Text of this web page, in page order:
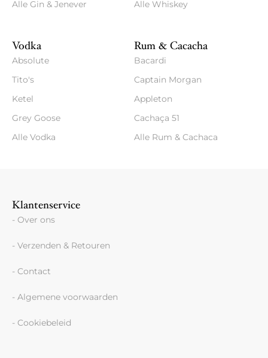
Alle Gin & Jenever
Alle Whiskey
Vodka
Absolute
Tito's
Ketel
Grey Goose
Alle Vodka
Rum & Cacacha
Bacardi
Captain Morgan
Appleton
Cachaça 51
Alle Rum & Cachaca
Klantenservice
- Over ons
- Verzenden & Retouren
- Contact
- Algemene voorwaarden
- Cookiebeleid